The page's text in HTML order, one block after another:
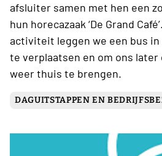
afsluiter samen met hen een
hun horecazaak ‘De Grand
activiteit leggen we een bus
te verplaatsen en om ons later
weer thuis te brengen.
DAGUITSTAPPEN EN